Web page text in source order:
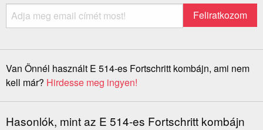
Van Önnél használt E 514-es Fortschritt kombájn, ami nem
kell már? Hirdesse meg ingyen!
Hasonlók, mint az E 514-es Fortschritt kombájn